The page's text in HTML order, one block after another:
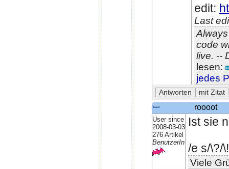
edit:
Last
code
live. --
lesen:
jedes
roooot
User since
2008-03-03
276 Artikel
BenutzerIn
Ist sie
/e s/\?/
Viele